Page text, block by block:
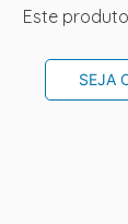
Este
SEJA